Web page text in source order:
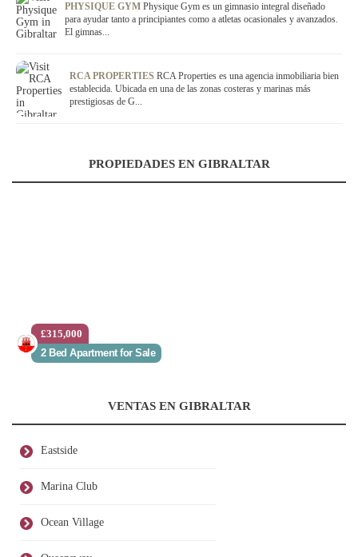
PHYSIQUE GYM Physique Gym es un gimnasio integral diseñado
para ayudar tanto a principiantes como a atletas ocasionales y avanzados.
El gimnas...
RCA PROPERTIES RCA Properties es una agencia inmobiliaria bien
establecida. Ubicada en una de las zonas costeras y marinas más
prestigiosas de G...
PROPIEDADES EN GIBRALTAR
£315,000
2 Bed Apartment for Sale
VENTAS EN GIBRALTAR
Eastside
Marina Club
Ocean Village